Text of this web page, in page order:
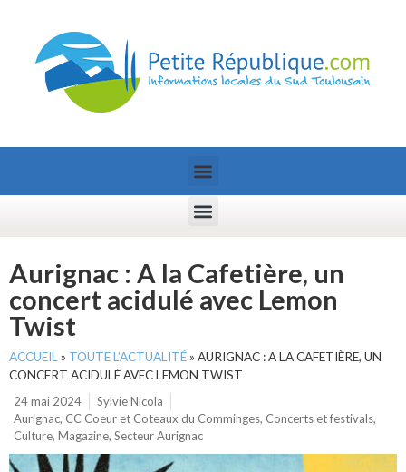
Aurignac : A la Cafetière, un
concert acidulé avec Lemon
Twist
ACCUEIL » TOUTE L’ACTUALITÉ» AURIGNAC : A LA CAFETIÈRE, UN
CONCERT ACIDULÉ AVEC LEMON TWIST
24 mai 2024
Sylvie Nicola
Aurignac, CC Coeur et Coteaux du Comminges, Concerts et festivals,
Culture, Magazine, Secteur Aurignac